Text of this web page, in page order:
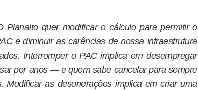
Planalto quer modificar o cálculo para permitir o
e diminuir as carências de nossa infraestrutura
Interromper o PAC implica em desempregar
por anos — e quem sabe cancelar para sempre
as desonerações implica em criar uma